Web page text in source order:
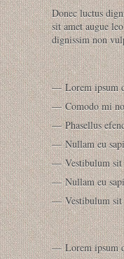
Donec luctus
sit amet augue
dignissim non
Lorem ipsum
Comodo mi
Phasellus
Nullam eu
Vestibulum sit
Nullam eu
Vestibulum sit
Lorem ipsum